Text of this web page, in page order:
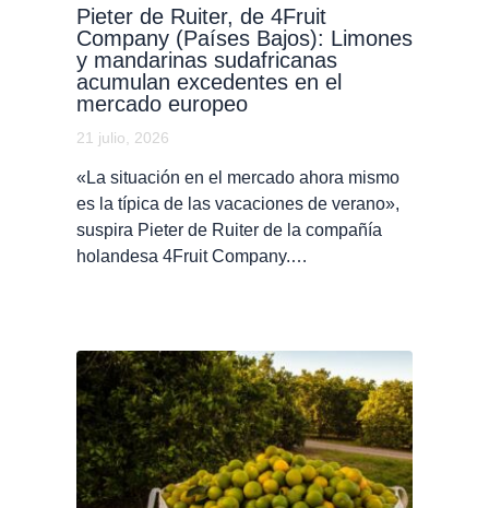
Pieter de Ruiter, de 4Fruit
Company (Países Bajos): Limones
y mandarinas sudafricanas
acumulan excedentes en el
mercado europeo
21 julio, 2026
«La situación en el mercado ahora mismo
es la típica de las vacaciones de verano»,
suspira Pieter de Ruiter de la compañía
holandesa 4Fruit Company.…